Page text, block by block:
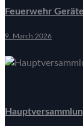
Feuerwehr
9. March 2026